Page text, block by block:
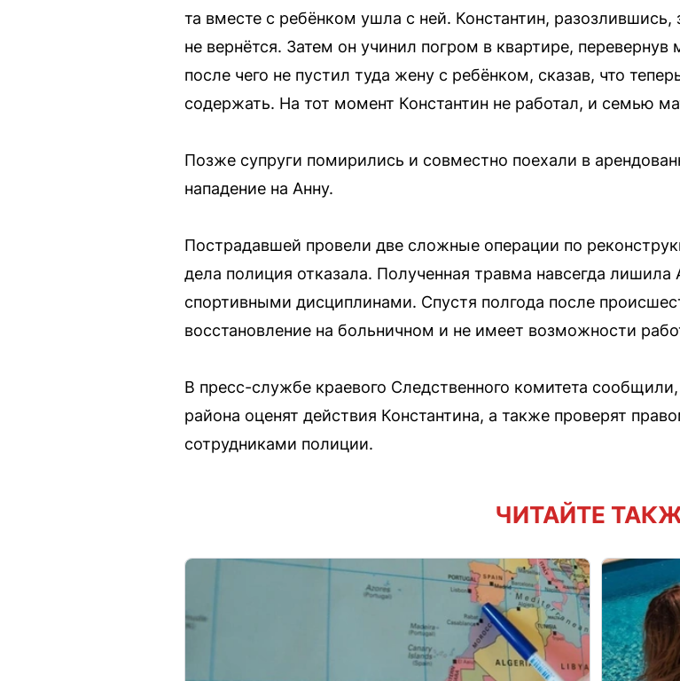
та вместе с ребёнком ушла с ней. Константин, разозлившись,
не вернётся. Затем он учинил погром в квартире,
после чего не пустил туда жену с ребёнком, сказав, что
содержать. На тот момент Константин не работал, и семью
Позже супруги помирились и совместно поехали в
нападение на Анну.
Пострадавшей провели две сложные операции по
дела полиция отказала. Полученная травма навсегда
спортивными дисциплинами. Спустя полгода после
восстановление на больничном и не имеет возможности
В пресс-службе краевого Следственного комитета
района оценят действия Константина, а также проверят
сотрудниками полиции.
ЧИТАЙТЕ